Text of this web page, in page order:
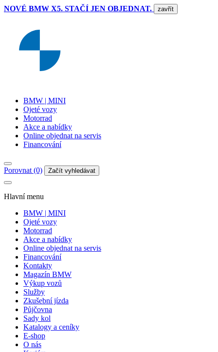
NOVÉ BMW X5. STAČÍ JEN OBJEDNAT. zavřít
BMW | MINI
Ojeté vozy
Motorrad
Akce a nabídky
Online objednat na servis
Financování
Porovnat (0) Začít vyhledávat
Hlavní menu
BMW | MINI
Ojeté vozy
Motorrad
Akce a nabídky
Online objednat na servis
Financování
Kontakty
Magazín BMW
Výkup vozů
Služby
Zkušební jízda
Půjčovna
Sady kol
Katalogy a ceníky
E-shop
O nás